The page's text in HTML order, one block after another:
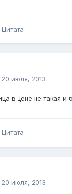
Цитата
20 июля, 2013
в цене не такая и
Цитата
20 июля, 2013